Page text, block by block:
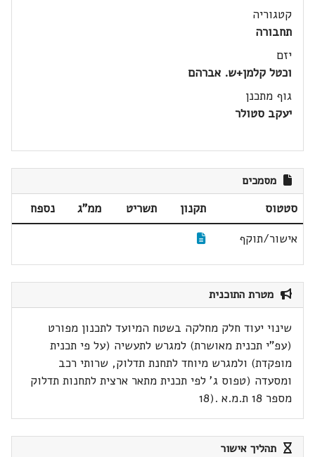
קטגוריה
תחבורה
יזם
וכטל קלמן+ש. אברהם
גוף מתכנן
יעקב סטולר
מסמכים
סטטוס תקנון תשריט ממ"ג
נספח
אישור/תוקף
מטרת התוכנית
שינוי יעוד חלק מחלקה בשטח המיועד לתכנון מפורט
(עפ"י תכנית מאושרת) למגרש לתעשיה (על פי תכנית
מופקדת) ולמגרש מיוחד לתחנת תדלוק, שרותי רכב
ומסעדה (טפוס ג' לפי תכנית מתאר ארצית לתחנות תדלוק
מספר 18 ת.מ.א .(18
תהליך אישור